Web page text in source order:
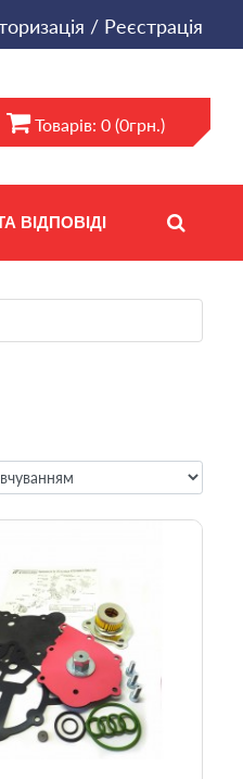
/ Реєстрація
Товарів: 0 (0грн.)
ВІДПОВІДІ